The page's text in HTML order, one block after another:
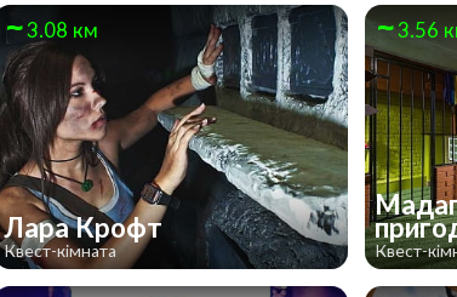
3.08 км
Лара Крофт
Квест-кімната
3.56
Квест-